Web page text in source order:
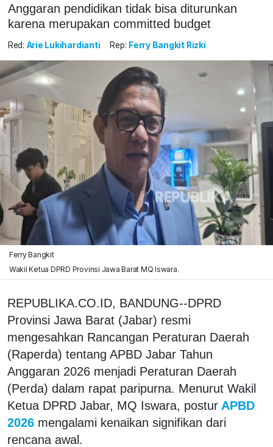
Anggaran pendidikan tidak bisa diturunkan
karena merupakan committed budget
Red: Arie Lukihardianti Rep: Ferry Bangkit Rizki
Ferry Bangkit
Wakil Ketua DPRD Provinsi Jawa Barat MQ Iswara.
REPUBLIKA.CO.ID, BANDUNG--DPRD
Provinsi Jawa Barat (Jabar) resmi
mengesahkan Rancangan Peraturan Daerah
(Raperda) tentang APBD Jabar Tahun
Anggaran 2026 menjadi Peraturan Daerah
(Perda) dalam rapat paripurna. Menurut Wakil
Ketua DPRD Jabar, MQ Iswara, postur APBD
2026 mengalami kenaikan signifikan dari
rencana awal.